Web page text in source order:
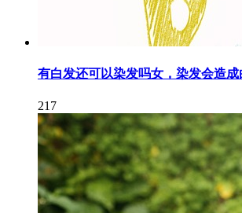
有白发还可以染发吗女，染发会造成
217